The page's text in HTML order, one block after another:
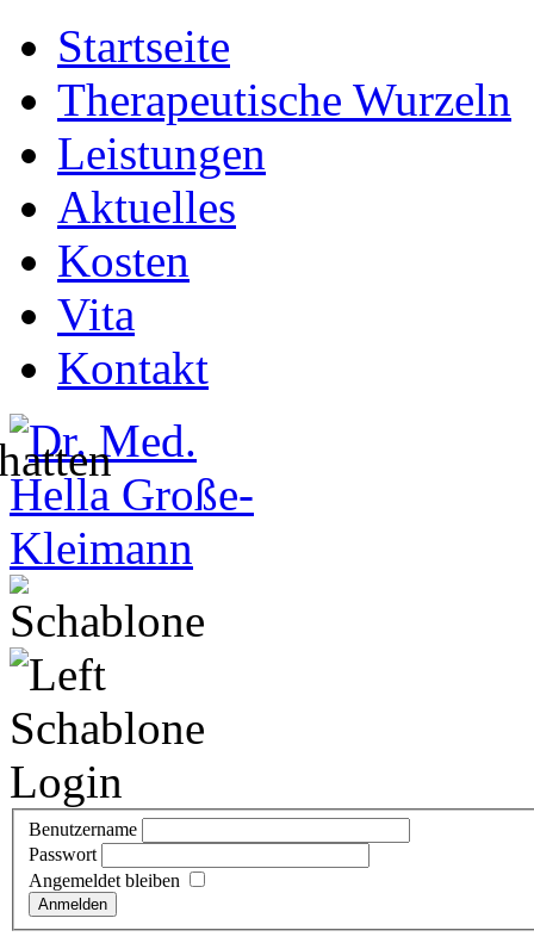
Startseite
Therapeutische Wurzeln
Leistungen
Aktuelles
Kosten
Vita
Kontakt
Login
Benutzername
Passwort
Angemeldet bleiben
Anmelden